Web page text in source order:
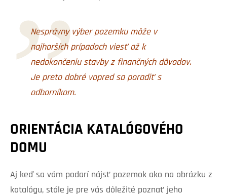
Nesprávny výber pozemku môže v
najhorších prípadoch viesť až k
nedokončeniu stavby z finančných dôvodov.
Je preto dobré vopred sa poradiť s
odborníkom.
ORIENTÁCIA KATALÓGOVÉHO
DOMU
Aj keď sa vám podarí nájsť pozemok ako na obrázku z
katalógu, stále je pre vás dôležité poznať jeho